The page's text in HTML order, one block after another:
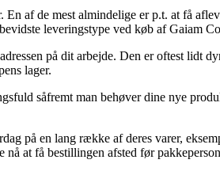
af de mest almindelige er p.t. at få
leveringstype ved køb af Gaiam
på dit arbejde. Den er oftest lidt
lager.
såfremt man behøver dine nye
på en lang række af deres varer,
at få bestillingen afsted før